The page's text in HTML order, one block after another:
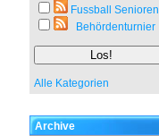
Fussball Senioren
Behördenturnier
Alle Kategorien
Archive